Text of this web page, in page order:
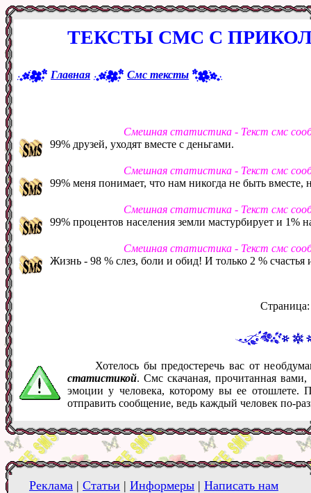
ТЕКСТЫ СМС С
Главная Смс тексты
Смешная статистика - Текст смс
99% друзей, уходят вместе с деньгами.
Смешная статистика - Текст смс
99% меня понимает, что нам никогда не быть вместе,
Смешная статистика - Текст смс
99% процентов населения земли мастурбирует и 1%
Смешная статистика - Текст смс
Жизнь - 98 % слез, боли и обид! И только 2 %
Хотелось бы предостеречь вас от
статистикой. Смс скачаная, прочитанная
эмоции у человека, которому вы ее отошлете.
отправить сообщение, ведь каждый человек по-
Реклама | Статьи | Информеры | Написать нам